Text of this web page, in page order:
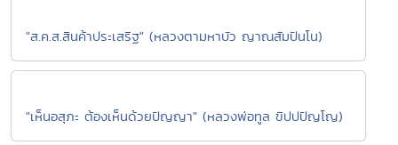
"ส.ค.ส.สินค้าประเสริฐ" (หลวงตามหาบัว ญาณสัมปันโน)
"เห็นอสุภะ ต้องเห็นด้วยปัญญา" (หลวงพ่อทูล ขิปปปัญโญ)